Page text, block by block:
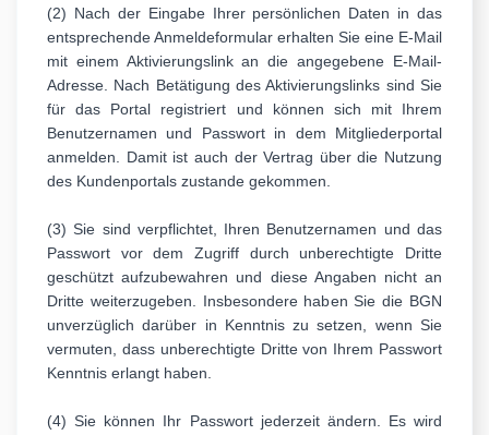
(2) Nach der Eingabe Ihrer persönlichen Daten in das
entsprechende Anmeldeformular erhalten Sie eine E-Mail
mit einem Aktivierungslink an die angegebene E-Mail-
Adresse. Nach Betätigung des Aktivierungslinks sind Sie
für das Portal registriert und können sich mit Ihrem
Benutzernamen und Passwort in dem Mitgliederportal
anmelden. Damit ist auch der Vertrag über die Nutzung
des Kundenportals zustande gekommen.
(3) Sie sind verpflichtet, Ihren Benutzernamen und das
Passwort vor dem Zugriff durch unberechtigte Dritte
geschützt aufzubewahren und diese Angaben nicht an
Dritte weiterzugeben. Insbesondere haben Sie die BGN
unverzüglich darüber in Kenntnis zu setzen, wenn Sie
vermuten, dass unberechtigte Dritte von Ihrem Passwort
Kenntnis erlangt haben.
(4) Sie können Ihr Passwort jederzeit ändern. Es wird